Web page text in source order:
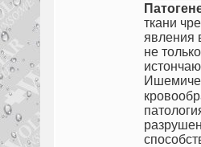
ткани
явления
не